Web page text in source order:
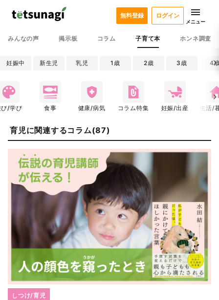
みんなの声 掲示板 コラム 子育て本 ホンネ調査
無料登録 ログイン
メニュー
妊娠中 新生児 乳児 1歳 2歳 3歳 4
び/学び 食事 健康/病気 コラム特集 妊娠/出産 生活/
育児に関連するコラム(87)
しつけ/育児